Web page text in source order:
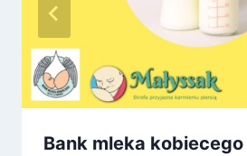
Bank mleka